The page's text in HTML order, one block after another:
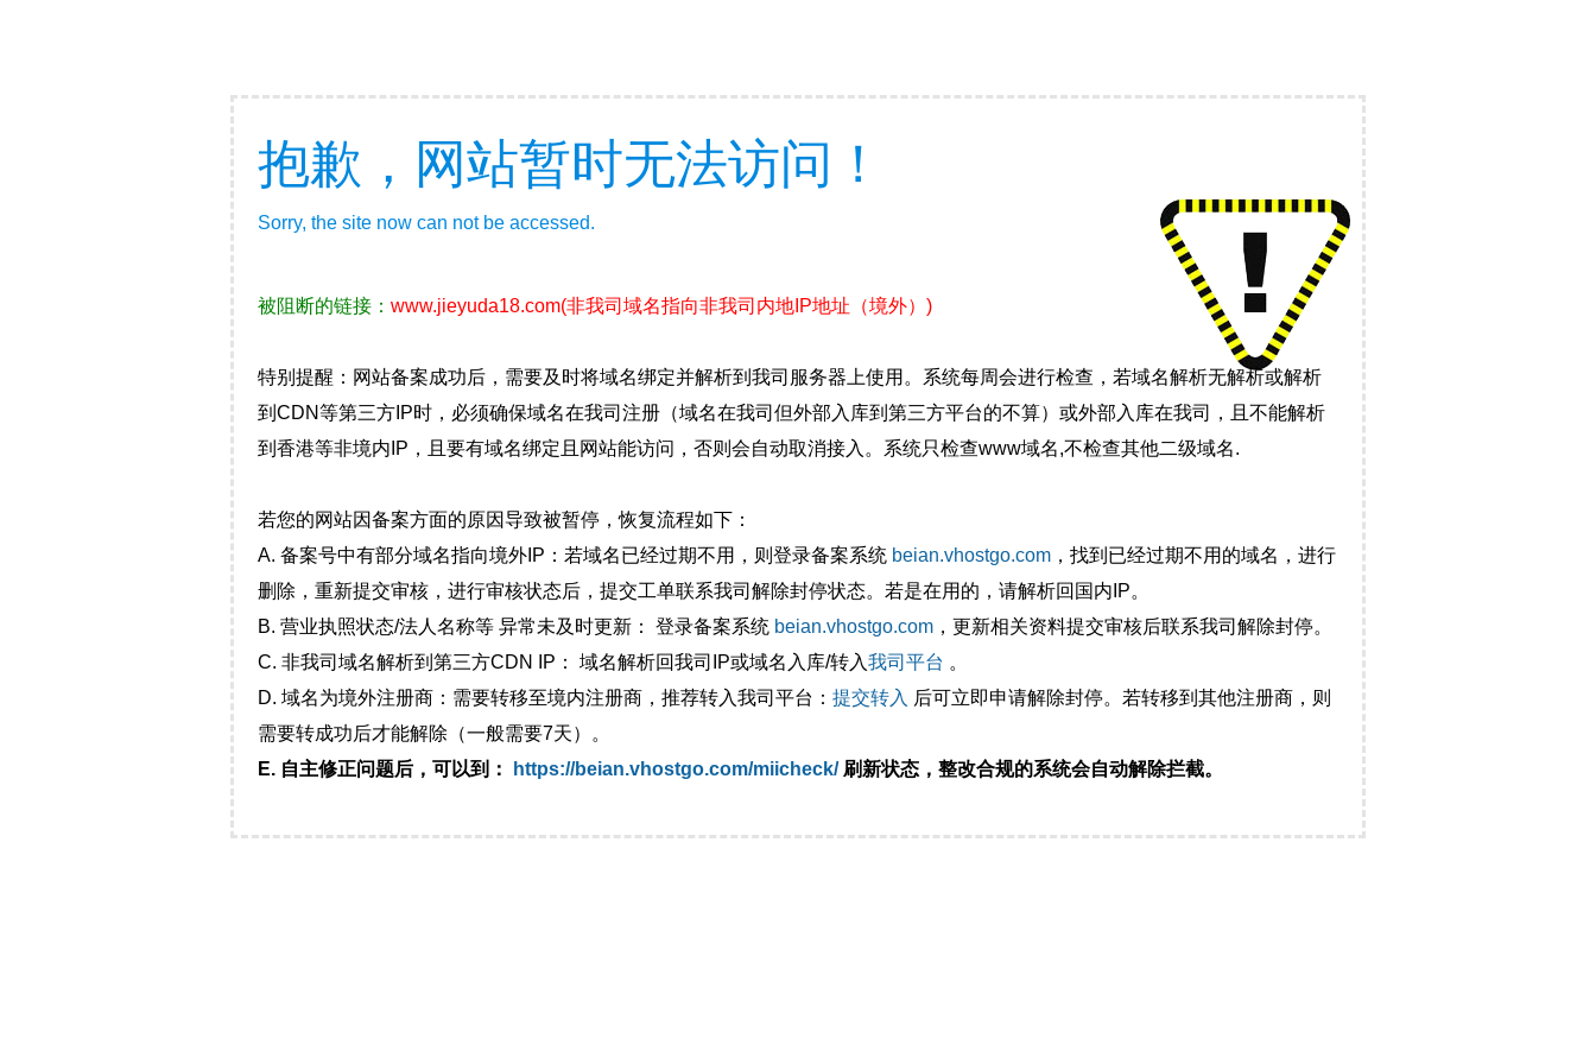
抱歉，网站暂时无法访问！
Sorry, the site now can not be accessed.
被阻断的链接： www.jieyuda18.com(非我司域名指向非我司内地IP地址（境外）)
特别提醒：网站备案成功后，需要及时将域名绑定并解析到我司服务器上使用。系统每周会进行检查，若域名解析无解析或解析
到CDN等第三方IP时，必须确保域名在我司注册（域名在我司但外部入库到第三方平台的不算）或外部入库在我司，且不能解析
到香港等非境内IP，且要有域名绑定且网站能访问，否则会自动取消接入。系统只检查www域名,不检查其他二级域名.
若您的网站因备案方面的原因导致被暂停，恢复流程如下：
A. 备案号中有部分域名指向境外IP：若域名已经过期不用，则登录备案系统 beian.vhostgo.com ，找到已经过期不用的域名，进行
删除，重新提交审核，进行审核状态后，提交工单联系我司解除封停状态。若是在用的，请解析回国内IP。
B. 营业执照状态/法人名称等 异常未及时更新： 登录备案系统 beian.vhostgo.com ，更新相关资料提交审核后联系我司解除封停。
C. 非我司域名解析到第三方CDN IP： 域名解析回我司IP或域名入库/转入我司平台 。
D. 域名为境外注册商：需要转移至境内注册商，推荐转入我司平台： 提交转入 后可立即申请解除封停。若转移到其他注册商，则
需要转成功后才能解除（一般需要7天）。
E. 自主修正问题后，可以到：
https://beian.vhostgo.com/miicheck/刷新状态，整改合规的系统会自动解除拦截。